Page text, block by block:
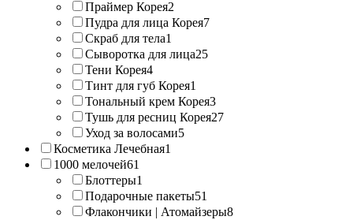
Праймер Корея2
Пудра для лица Корея7
Скраб для тела1
Сыворотка для лица25
Тени Корея4
Тинт для губ Корея1
Тональный крем Корея3
Тушь для ресниц Корея27
Уход за волосами5
Косметика Лечебная1
1000 мелочей61
Блоттеры1
Подарочные пакеты51
Флакончики | Атомайзеры8